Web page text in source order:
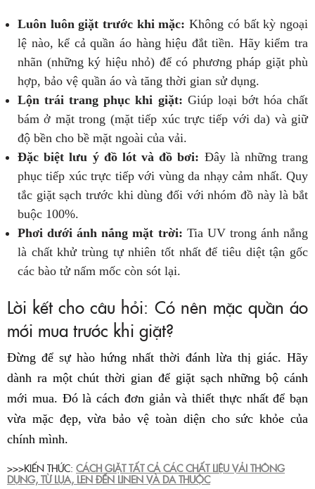
Luôn luôn giặt trước khi mặc: Không có bất kỳ ngoại
lệ nào, kể cả quần áo hàng hiệu đắt tiền. Hãy kiểm tra
nhãn (những ký hiệu nhỏ) để có phương pháp giặt phù
hợp, bảo vệ quần áo và tăng thời gian sử dụng.
Lộn trái trang phục khi giặt: Giúp loại bớt hóa chất
bám ở mặt trong (mặt tiếp xúc trực tiếp với da) và giữ
độ bền cho bề mặt ngoài của vải.
Đặc biệt lưu ý đồ lót và đồ bơi: Đây là những trang
phục tiếp xúc trực tiếp với vùng da nhạy cảm nhất. Quy
tắc giặt sạch trước khi dùng đối với nhóm đồ này là bắt
buộc 100%.
Phơi dưới ánh nắng mặt trời: Tia UV trong ánh nắng
là chất khử trùng tự nhiên tốt nhất để tiêu diệt tận gốc
các bào tử nấm mốc còn sót lại.
Lời kết cho câu hỏi: Có nên mặc quần áo
mới mua trước khi giặt?
Đừng để sự hào hứng nhất thời đánh lừa thị giác. Hãy
dành ra một chút thời gian để giặt sạch những bộ cánh
mới mua. Đó là cách đơn giản và thiết thực nhất để bạn
vừa mặc đẹp, vừa bảo vệ toàn diện cho sức khỏe của
chính mình.
>>>KIẾN THỨC: CÁCH GIẶT TẤT CẢ CÁC CHẤT LIỆU VẢI THÔNG
DỤNG, TỪ LỤA, LEN ĐẾN LINEN VÀ DA THUỘC